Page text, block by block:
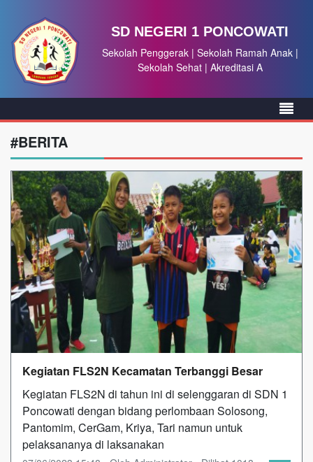
SD NEGERI 1 PONCOWATI
Sekolah Penggerak | Sekolah Ramah Anak |
Sekolah Sehat | Akreditasi A
#BERITA
Kegiatan FLS2N Kecamatan Terbanggi Besar
Kegiatan FLS2N di tahun ini di selenggaran di SDN 1
Poncowati dengan bidang perlombaan Solosong,
Pantomim, CerGam, Kriya, Tari namun untuk
pelaksananya di laksanakan